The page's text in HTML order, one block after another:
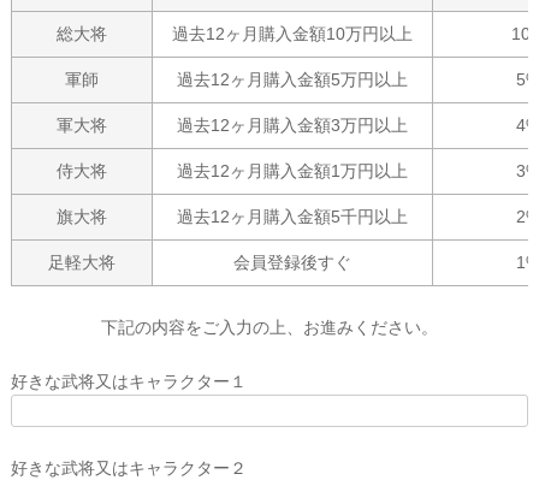
総大将 過去12ヶ月購入金額10万円以上
軍師 過去12ヶ月購入金額5万円以上 5%
軍大将 過去12ヶ月購入金額3万円以上 4%
侍大将 過去12ヶ月購入金額1万円以上 3%
旗大将 過去12ヶ月購入金額5千円以上 2%
足軽大将 会員登録後すぐ 1%
下記の内容をご入力の上、お進みください。
好きな武将又はキャラクター１
好きな武将又はキャラクター２